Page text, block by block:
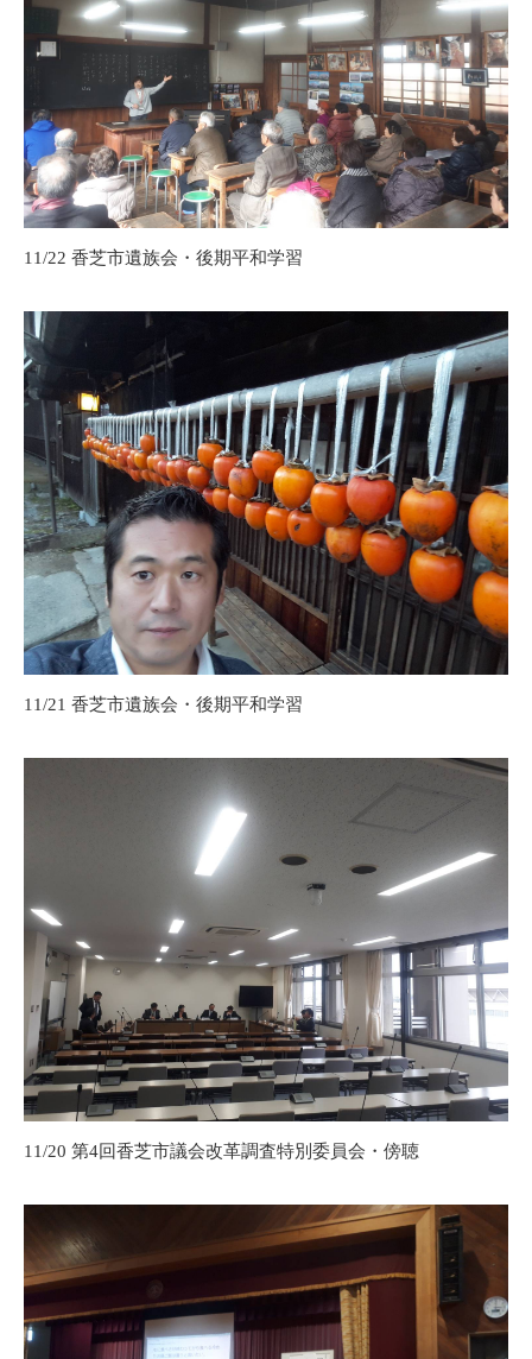
11/22 香芝市遺族会・後期平和学習
11/21 香芝市遺族会・後期平和学習
11/20 第4回香芝市議会改革調査特別委員会・傍聴